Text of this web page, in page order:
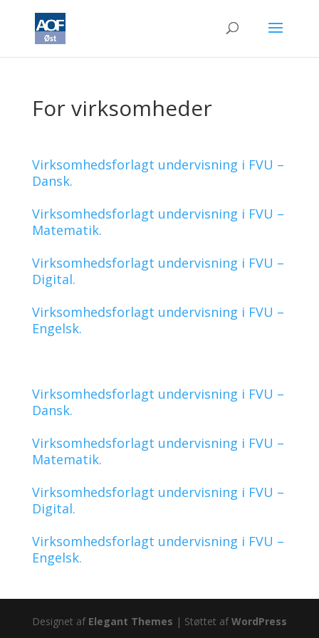
For virksomheder
Virksomhedsforlagt undervisning i FVU –
Dansk.
Virksomhedsforlagt undervisning i FVU –
Matematik.
Virksomhedsforlagt undervisning i FVU –
Digital.
Virksomhedsforlagt undervisning i FVU –
Engelsk.
Virksomhedsforlagt undervisning i FVU –
Dansk.
Virksomhedsforlagt undervisning i FVU –
Matematik.
Virksomhedsforlagt undervisning i FVU –
Digital.
Virksomhedsforlagt undervisning i FVU –
Engelsk.
Designet af Elegant Themes | Støttet afWordPress